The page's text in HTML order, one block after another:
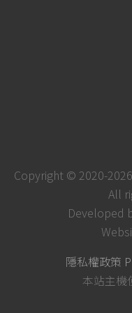
Copyright © 2020-2026
All
Developed
隱私權政策
本站主機